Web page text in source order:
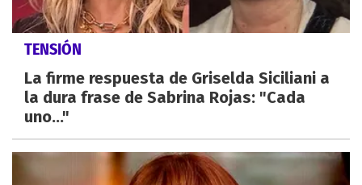
TENSIÓN
La firme respuesta de Griselda Siciliani a
la dura frase de Sabrina Rojas: "Cada
uno..."